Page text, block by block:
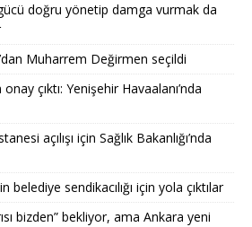
doğru yönetip damga vurmak da
Muharrem Değirmen seçildi
çıktı: Yenişehir Havaalanı’nda
açılışı için Sağlık Bakanlığı’nda
belediye sendikacılığı için yola çıktılar
bizden” bekliyor, ama Ankara yeni